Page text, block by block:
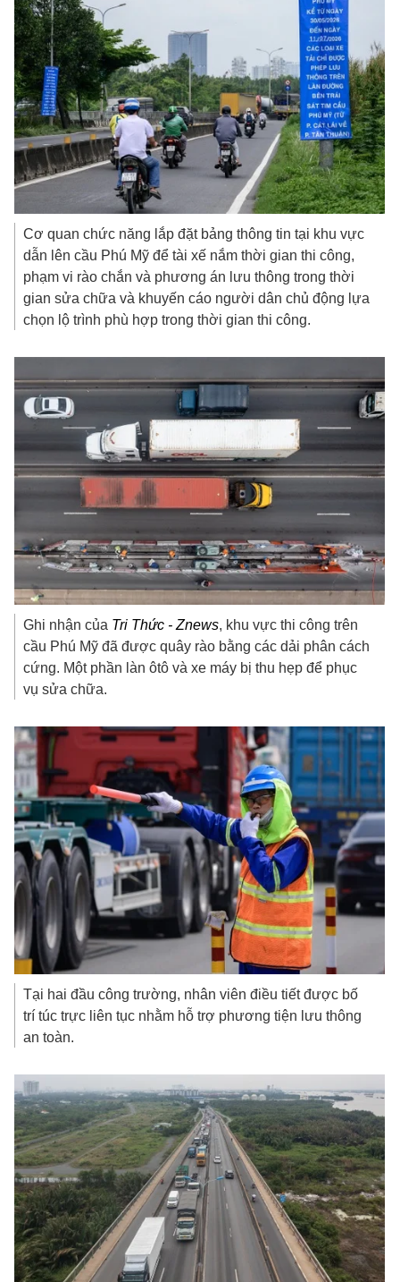
Cơ quan chức năng lắp đặt bảng thông tin tại khu vực
dẫn lên cầu Phú Mỹ để tài xế nắm thời gian thi công,
phạm vi rào chắn và phương án lưu thông trong thời
gian sửa chữa và khuyến cáo người dân chủ động lựa
chọn lộ trình phù hợp trong thời gian thi công.
Ghi nhận của Tri Thức - Znews, khu vực thi công trên
cầu Phú Mỹ đã được quây rào bằng các dải phân cách
cứng. Một phần làn ôtô và xe máy bị thu hẹp để phục
vụ sửa chữa.
Tại hai đầu công trường, nhân viên điều tiết được bố
trí túc trực liên tục nhằm hỗ trợ phương tiện lưu thông
an toàn.